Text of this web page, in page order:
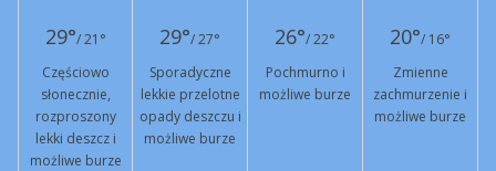
29°/ 21° 29°/ 27° 26°/ 22° 20°/ 16°
Częściowo
słonecznie,
rozproszony
lekki deszcz i
możliwe burze
Sporadyczne
lekkie przelotne
opady deszczu i
możliwe burze
Pochmurno i
możliwe burze
Zmienne
zachmurzenie i
możliwe burze